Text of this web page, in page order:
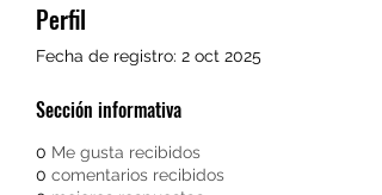
Perfil
Fecha de registro: 2 oct 2025
Sección informativa
0 Me gusta recibidos
0 comentarios recibidos